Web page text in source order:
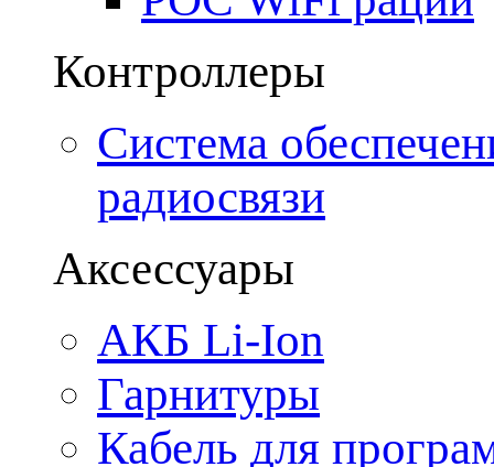
Контроллеры
Система
радиосвязи
Аксессуары
АКБ Li-Ion
Гарнитуры
Кабель для